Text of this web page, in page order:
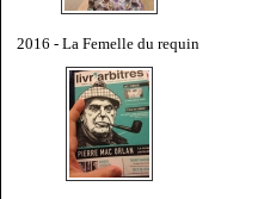
2016 - La Femelle du requin